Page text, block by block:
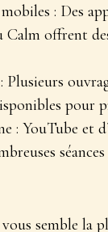
: Des
offrent
pour
: YouTube et
semble la